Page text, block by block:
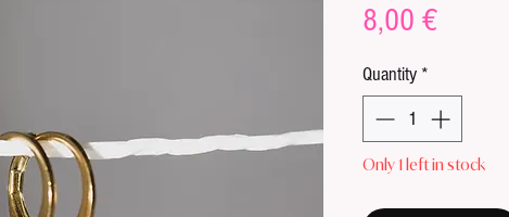
8,00 €Price
Quantity *
Only 1 left in stock